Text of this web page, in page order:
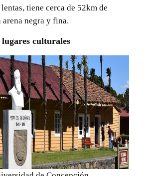
tiene cerca de 52km de
arena negra y fina.
lugares culturales